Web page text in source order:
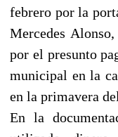
febrero por la
Mercedes
por el presunto
municipal en la
en la primavera
En la